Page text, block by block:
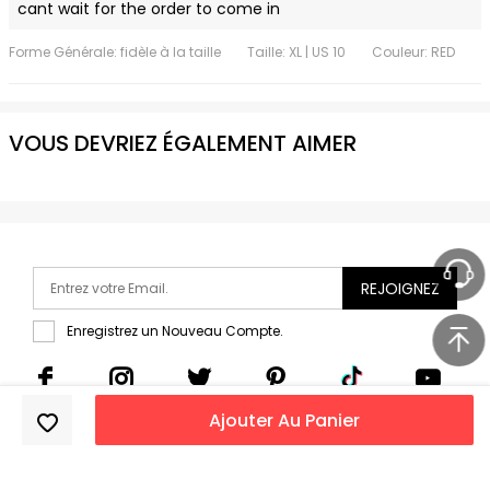
Ajouter Au Panier
cant wait for the order to come in
Forme Générale: fidèle à la taille Taille: XL | US 10 Couleur: RED
VOUS DEVRIEZ ÉGALEMENT AIMER
REJOIGNEZ
Enregistrez un Nouveau Compte.